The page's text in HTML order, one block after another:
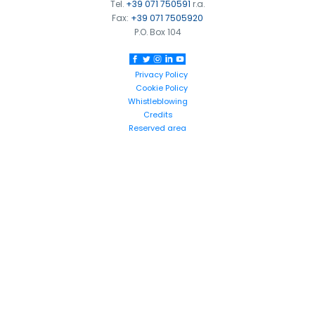
Tel. +39 071 750591 r.a.
Fax: +39 071 7505920
P.O. Box 104
Privacy Policy
Cookie Policy
Whistleblowing
Credits
Reserved area